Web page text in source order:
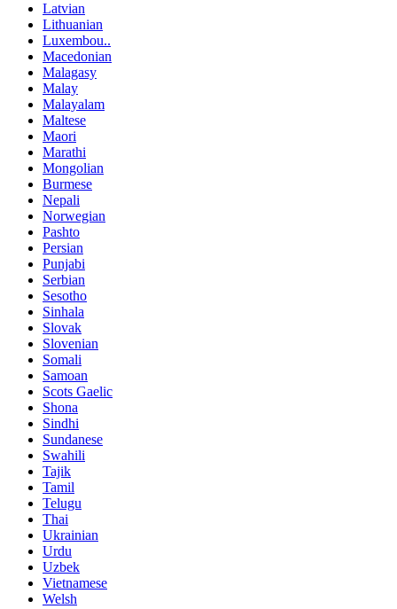
Latvian
Lithuanian
Luxembou..
Macedonian
Malagasy
Malay
Malayalam
Maltese
Maori
Marathi
Mongolian
Burmese
Nepali
Norwegian
Pashto
Persian
Punjabi
Serbian
Sesotho
Sinhala
Slovak
Slovenian
Somali
Samoan
Scots Gaelic
Shona
Sindhi
Sundanese
Swahili
Tajik
Tamil
Telugu
Thai
Ukrainian
Urdu
Uzbek
Vietnamese
Welsh